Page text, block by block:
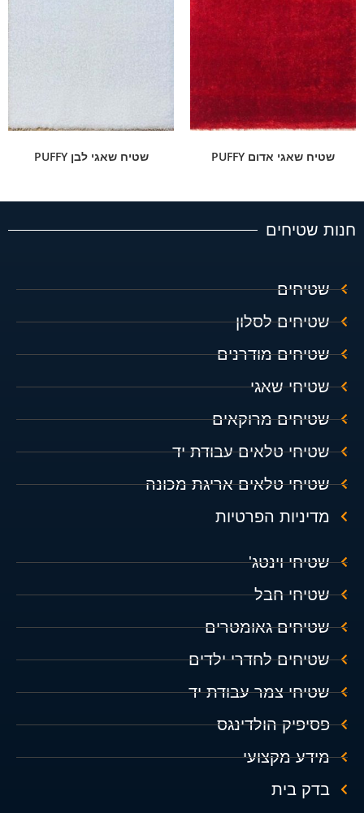
שטיח שאגי אדום PUFFY שטיח שאגי לבן PUFFY
חנות שטיחים
שטיחים
שטיחים לסלון
שטיחים מודרנים
שטיחי שאגי
שטיחים מרוקאים
שטיחי טלאים עבודת יד
שטיחי טלאים אריגת מכונה
מדיניות הפרטיות
שטיחי וינטג'
שטיחי חבל
שטיחים גאומטרים
שטיחים לחדרי ילדים
שטיחי צמר עבודת יד
פסיפיק הולדינגס
מידע מקצועי
בדק בית